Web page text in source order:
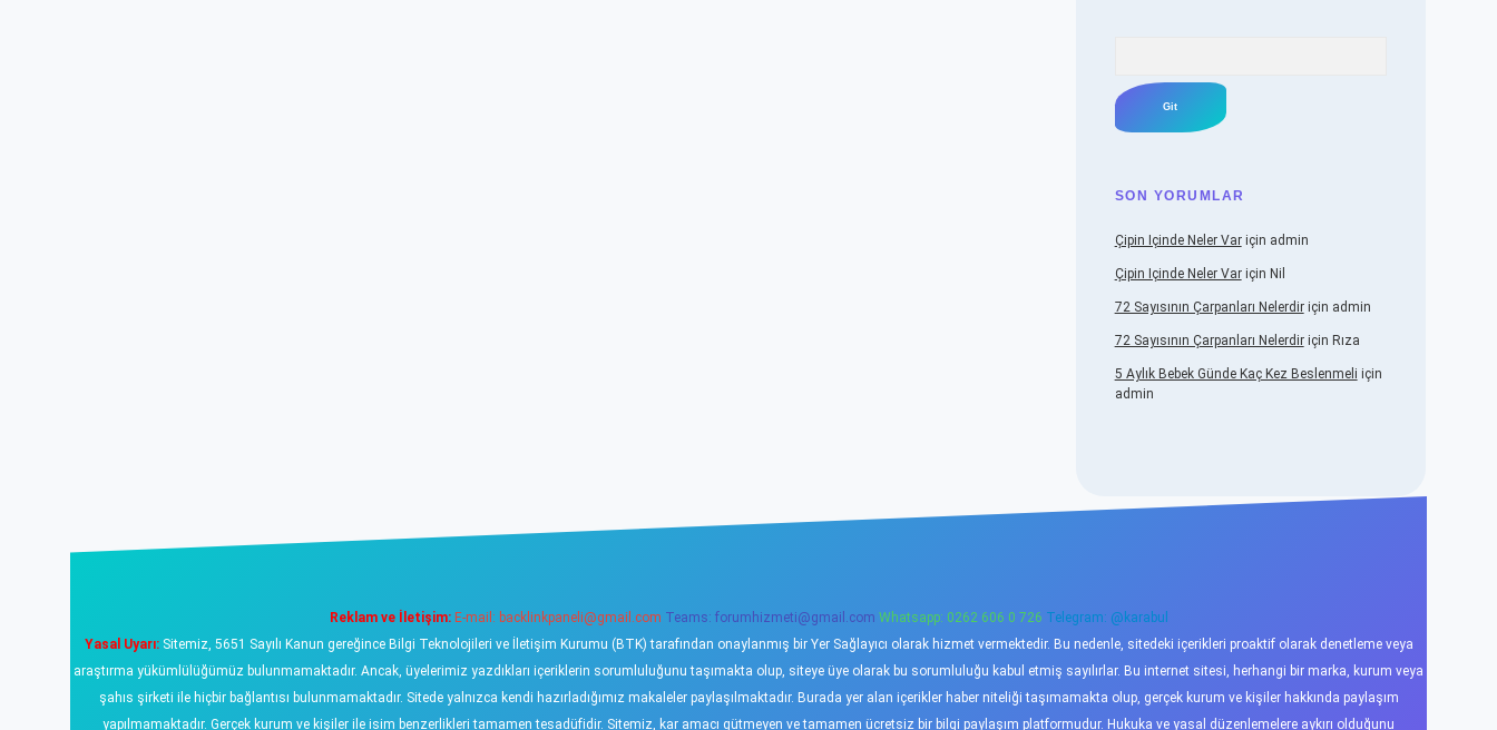
SON YORUMLAR
Çipin Içinde Neler Variçin admin
Çipin Içinde Neler Variçin Nil
72 Sayısının Çarpanları Nelerdiriçin admin
72 Sayısının Çarpanları Nelerdiriçin Rıza
5 Aylık Bebek Günde Kaç Kez Beslenmeli için
admin
Reklam ve İletişim: E-mail: backlinkpaneli@gmail.com Teams: forumhizmeti@gmail.com Whatsapp: 0262 606 0 726 Telegram: @karabul
Yasal Uyarı:Sitemiz, 5651 Sayılı Kanun gereğince Bilgi Teknolojileri ve İletişim Kurumu (BTK) tarafından onaylanmış bir Yer Sağlayıcı olarak hizmet vermektedir. Bu nedenle, sitedeki içerikleri proaktif olarak denetleme veya
araştırma yükümlülüğümüz bulunmamaktadır. Ancak, üyelerimiz yazdıkları içeriklerin sorumluluğunu taşımakta olup, siteye üye olarak bu sorumluluğu kabul etmiş sayılırlar. Bu internet sitesi, herhangi bir marka, kurum veya
şahıs şirketi ile hiçbir bağlantısı bulunmamaktadır. Sitede yalnızca kendi hazırladığımız makaleler paylaşılmaktadır. Burada yer alan içerikler haber niteliği taşımamakta olup, gerçek kurum ve kişiler hakkında paylaşım
yapılmamaktadır. Gerçek kurum ve kişiler ile isim benzerlikleri tamamen tesadüfidir. Sitemiz, kar amacı gütmeyen ve tamamen ücretsiz bir bilgi paylaşım platformudur. Hukuka ve yasal düzenlemelere aykırı olduğunu